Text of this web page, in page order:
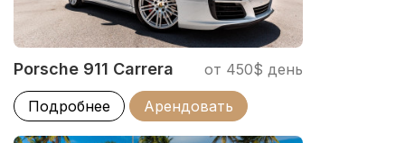
Porsche 911 Carrera от 450$ день
Подробнее Арендовать